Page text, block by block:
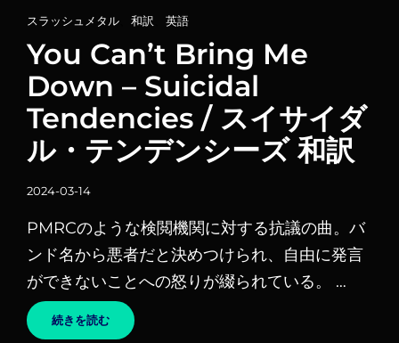
カ
テ
ゴ
ー
ン
スラッシュメタル 和訳 英語
You Can’t Bring Me
Down – Suicidal
Tendencies / スイサイダ
ル・テンデンシーズ 和訳
投
日
2024-03-14
PMRCのような検閲機関に対する抗議の曲。バ
ンド名から悪者だと決めつけられ、自由に発言
ができないことへの怒りが綴られている。 …
続きを読むYOU
CAN’T